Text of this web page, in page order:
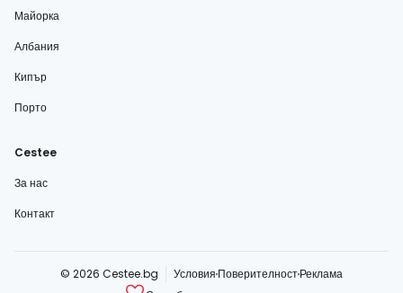
Майорка
Албания
Кипър
Порто
Cestee
За нас
Контакт
© 2026 Cestee.bg Условия ПоверителностРеклама